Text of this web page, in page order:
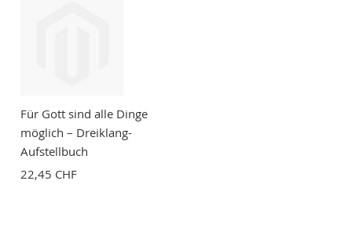
Für Gott sind alle Dinge
möglich – Dreiklang-
Aufstellbuch
22,45 CHF